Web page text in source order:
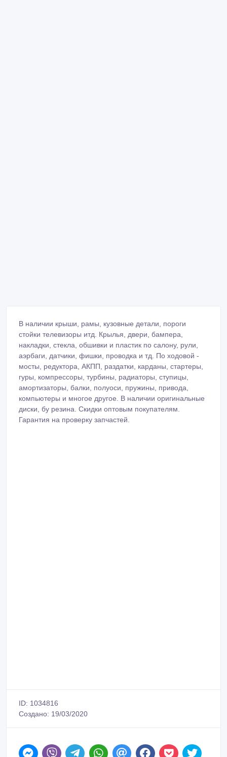
В наличии крыши, рамы, кузовные детали, пороги
стойки телевизоры итд. Крылья, двери, бампера,
накладки, стекла, обшивки и пластик по салону, рули,
аэрбаги, датчики, фишки, проводка и тд. По ходовой -
мосты, редуктора, АКПП, раздатки, карданы, стартеры,
гуры, компрессоры, турбины, радиаторы, ступицы,
амортизаторы, балки, полуоси, пружины, привода,
компьютеры и многое другое. В наличии оригинальные
диски, бу резина. Скидки оптовым покупателям.
Гарантия на проверку запчастей.
ID: 1034816
Создано: 19/03/2020